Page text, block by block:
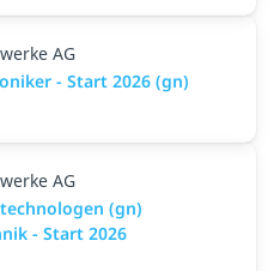
AG
- Start 2026 (gn)
AG
(gn)
- Start 2026